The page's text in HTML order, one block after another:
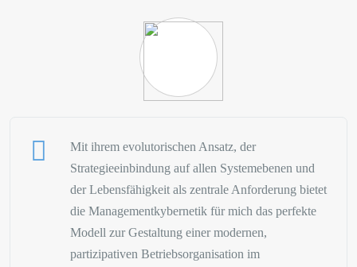
Der Austausch machte zudem deutlich, dass Kybernetik für
moderne Führungsfragen hochaktuell bleibt. In dynamischen
Umwelten, unter Unsicherheit und bei hoher Stakeholder-
erkennen, Rückmeldungen aufzunehmen, verschiedene Interessen
zu moderieren und ihre eigenen Handlungsspielräume fortlaufend
zu erweitern.
Mit ihrem evolutorischen Ansatz, der
Strategieeinbindung auf allen Systemebenen und
der Lebensfähigkeit als zentrale Anforderung bietet
die Managementkybernetik für mich das perfekte
Modell zur Gestaltung einer modernen,
partizipativen Betriebsorganisation im